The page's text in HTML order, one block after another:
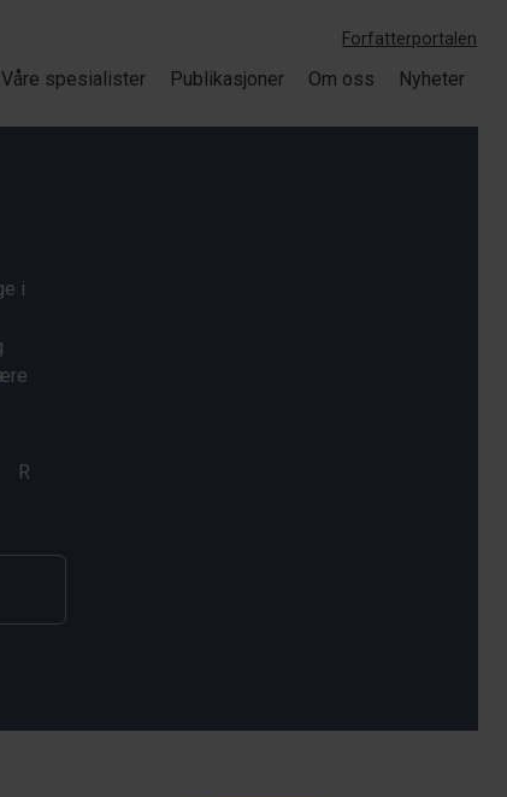
Forfatterportalen
Våre spesialister Publikasjoner Om oss Nyheter
i